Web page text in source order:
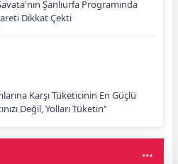
Şanlıurfa Programında
Dikkat Çekti
Karşı Tüketicinin En Güçlü
Değil, Yolları Tüketin"